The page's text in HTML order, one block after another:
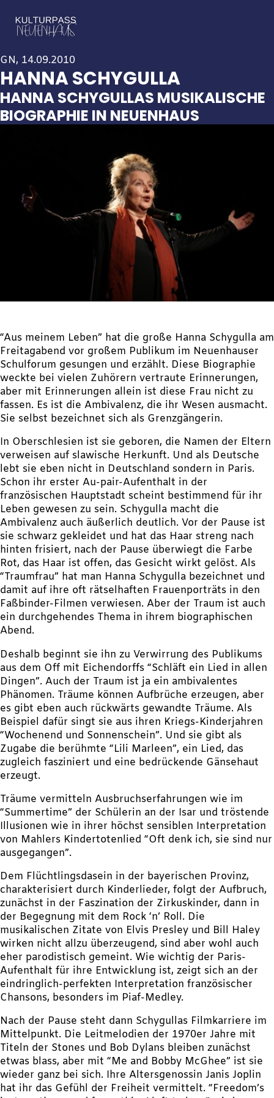
HANNA SCHYGULLA
HANNA SCHYGULLAS MUSIKALISCHE
BIOGRAPHIE IN NEUENHAUS
GN, 14.09.2010
“Aus meinem Leben” hat die große Hanna Schygulla am
Freitagabend vor großem Publikum im Neuenhauser
Schulforum gesungen und erzählt. Diese Biographie
weckte bei vielen Zuhörern vertraute Erinnerungen,
aber mit Erinnerungen allein ist diese Frau nicht zu
fassen. Es ist die Ambivalenz, die ihr Wesen ausmacht.
Sie selbst bezeichnet sich als Grenzgängerin.
In Oberschlesien ist sie geboren, die Namen der Eltern
verweisen auf slawische Herkunft. Und als Deutsche
lebt sie eben nicht in Deutschland sondern in Paris.
Schon ihr erster Au-pair-Aufenthalt in der
französischen Hauptstadt scheint bestimmend für ihr
Leben gewesen zu sein. Schygulla macht die
Ambivalenz auch äußerlich deutlich. Vor der Pause ist
sie schwarz gekleidet und hat das Haar streng nach
hinten frisiert, nach der Pause überwiegt die Farbe
Rot, das Haar ist offen, das Gesicht wirkt gelöst. Als
“Traumfrau” hat man Hanna Schygulla bezeichnet und
damit auf ihre oft rätselhaften Frauenporträts in den
Faßbinder-Filmen verwiesen. Aber der Traum ist auch
ein durchgehendes Thema in ihrem biographischen
Abend.
Deshalb beginnt sie ihn zu Verwirrung des Publikums
aus dem Off mit Eichendorffs “Schläft ein Lied in allen
Dingen”. Auch der Traum ist ja ein ambivalentes
Phänomen. Träume können Aufbrüche erzeugen, aber
es gibt eben auch rückwärts gewandte Träume. Als
Beispiel dafür singt sie aus ihren Kriegs-Kinderjahren
“Wochenend und Sonnenschein”. Und sie gibt als
Zugabe die berühmte “Lili Marleen”, ein Lied, das
zugleich fasziniert und eine bedrückende Gänsehaut
erzeugt.
Träume vermitteln Ausbruchserfahrungen wie im
“Summertime” der Schülerin an der Isar und tröstende
Illusionen wie in ihrer höchst sensiblen Interpretation
von Mahlers Kindertotenlied “Oft denk ich, sie sind nur
ausgegangen”.
Dem Flüchtlingsdasein in der bayerischen Provinz,
charakterisiert durch Kinderlieder, folgt der Aufbruch,
zunächst in der Faszination der Zirkuskinder, dann in
der Begegnung mit dem Rock ‘n’ Roll. Die
musikalischen Zitate von Elvis Presley und Bill Haley
wirken nicht allzu überzeugend, sind aber wohl auch
eher parodistisch gemeint. Wie wichtig der Paris-
Aufenthalt für ihre Entwicklung ist, zeigt sich an der
eindringlich-perfekten Interpretation französischer
Chansons, besonders im Piaf-Medley.
Nach der Pause steht dann Schygullas Filmkarriere im
Mittelpunkt. Die Leitmelodien der 1970er Jahre mit
Titeln der Stones und Bob Dylans bleiben zunächst
etwas blass, aber mit “Me and Bobby McGhee” ist sie
wieder ganz bei sich. Ihre Altersgenossin Janis Joplin
hat ihr das Gefühl der Freiheit vermittelt. “Freedom’s